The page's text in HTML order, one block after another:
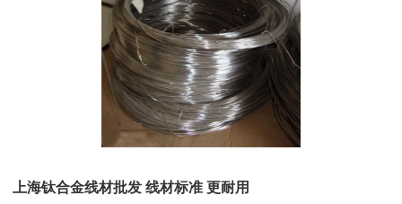
上海钛合金线材批发 线材标准 更耐用